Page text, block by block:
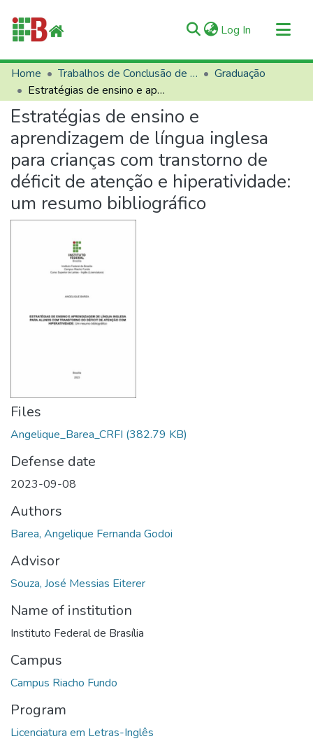
Log In (current)
Communities & Collections
All of RIIFB
Manuals and Terms
Statistics
About RIIFB
Help
Contacts
Home Trabalhos de Conclusão de Curso (TCCs)
Graduação
Estratégias de ensino e aprendizagem de língua inglesa para crianças com transtorno de déficit de atenção e hiperatividade: um resumo bibliográfico
Estratégias de ensino e
aprendizagem de língua inglesa
para crianças com transtorno de
déficit de atenção e hiperatividade:
um resumo bibliográfico
Files
Angelique_Barea_CRFI (382.79 KB)
Defense date
2023-09-08
Authors
Barea, Angelique Fernanda Godoi
Advisor
Souza, José Messias Eiterer
Name of institution
Instituto Federal de Brasília
Campus
Campus Riacho Fundo
Program
Licenciatura em Letras-Inglês